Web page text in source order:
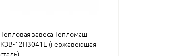
Тепловая завеса Тепломаш
КЭВ-12П3041E (нержавеющая
сталь)